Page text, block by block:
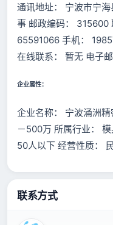
通讯地址： 宁波市宁
事 邮政编码： 315600
65591066 手机：
在线联系： 暂无 电子
企业属性：
企业名称： 宁波涌洲
－500万 所属行业： 模
50人以下 经营性质：
联系方式